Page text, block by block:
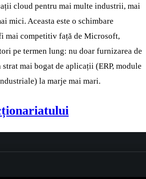
cloud pentru mai multe industrii, mai
mici. Aceasta este o schimbare
mai competitiv față de Microsoft,
pe termen lung: nu doar furnizarea de
mai bogat de aplicații (ERP, module
la marje mai mari.